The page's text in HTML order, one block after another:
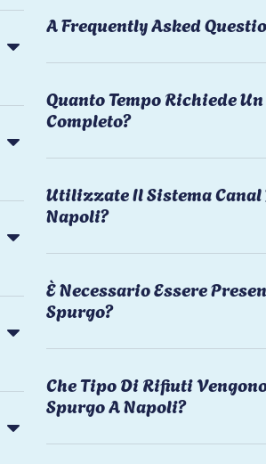
A Frequently Asked
Quanto Tempo Richiede
Completo?
Utilizzate Il Sistema
Napoli?
È Necessario Essere
Spurgo?
Che Tipo Di Rifiuti
Spurgo A Napoli?